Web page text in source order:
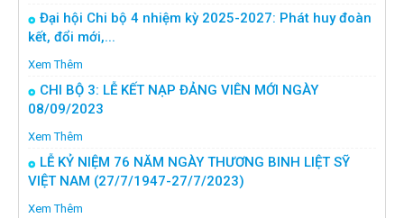
Đại hội Chi bộ 4 nhiệm kỳ 2025-2027: Phát huy đoàn
kết, đổi mới,...
Xem Thêm
CHI BỘ 3: LỄ KẾT NẠP ĐẢNG VIÊN MỚI NGÀY
08/09/2023
Xem Thêm
LỄ KỶ NIỆM 76 NĂM NGÀY THƯƠNG BINH LIỆT SỸ
VIỆT NAM (27/7/1947-27/7/2023)
Xem Thêm